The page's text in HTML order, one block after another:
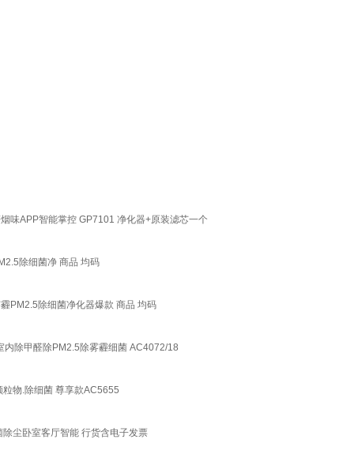
味APP智能掌控 GP7101 净化器+原装滤芯一个
除细菌净 商品 均码
PM2.5除细菌净化器爆款 商品 均码
除甲醛除PM2.5除雾霾细菌 AC4072/18
物.除细菌 尊享款AC5655
尘卧室客厅智能 行货含电子发票